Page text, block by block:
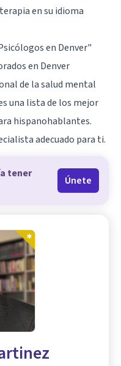
en su idioma
en Denver"
en Denver
de la salud mental
una lista de los mejor
hispanohablantes.
adecuado para ti.
tener
Únete